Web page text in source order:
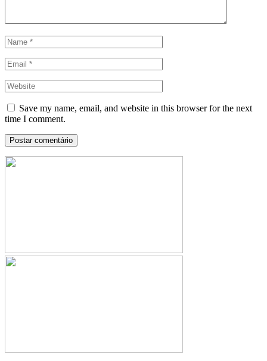
Save my name, email, and website in this browser for the next
time I comment.